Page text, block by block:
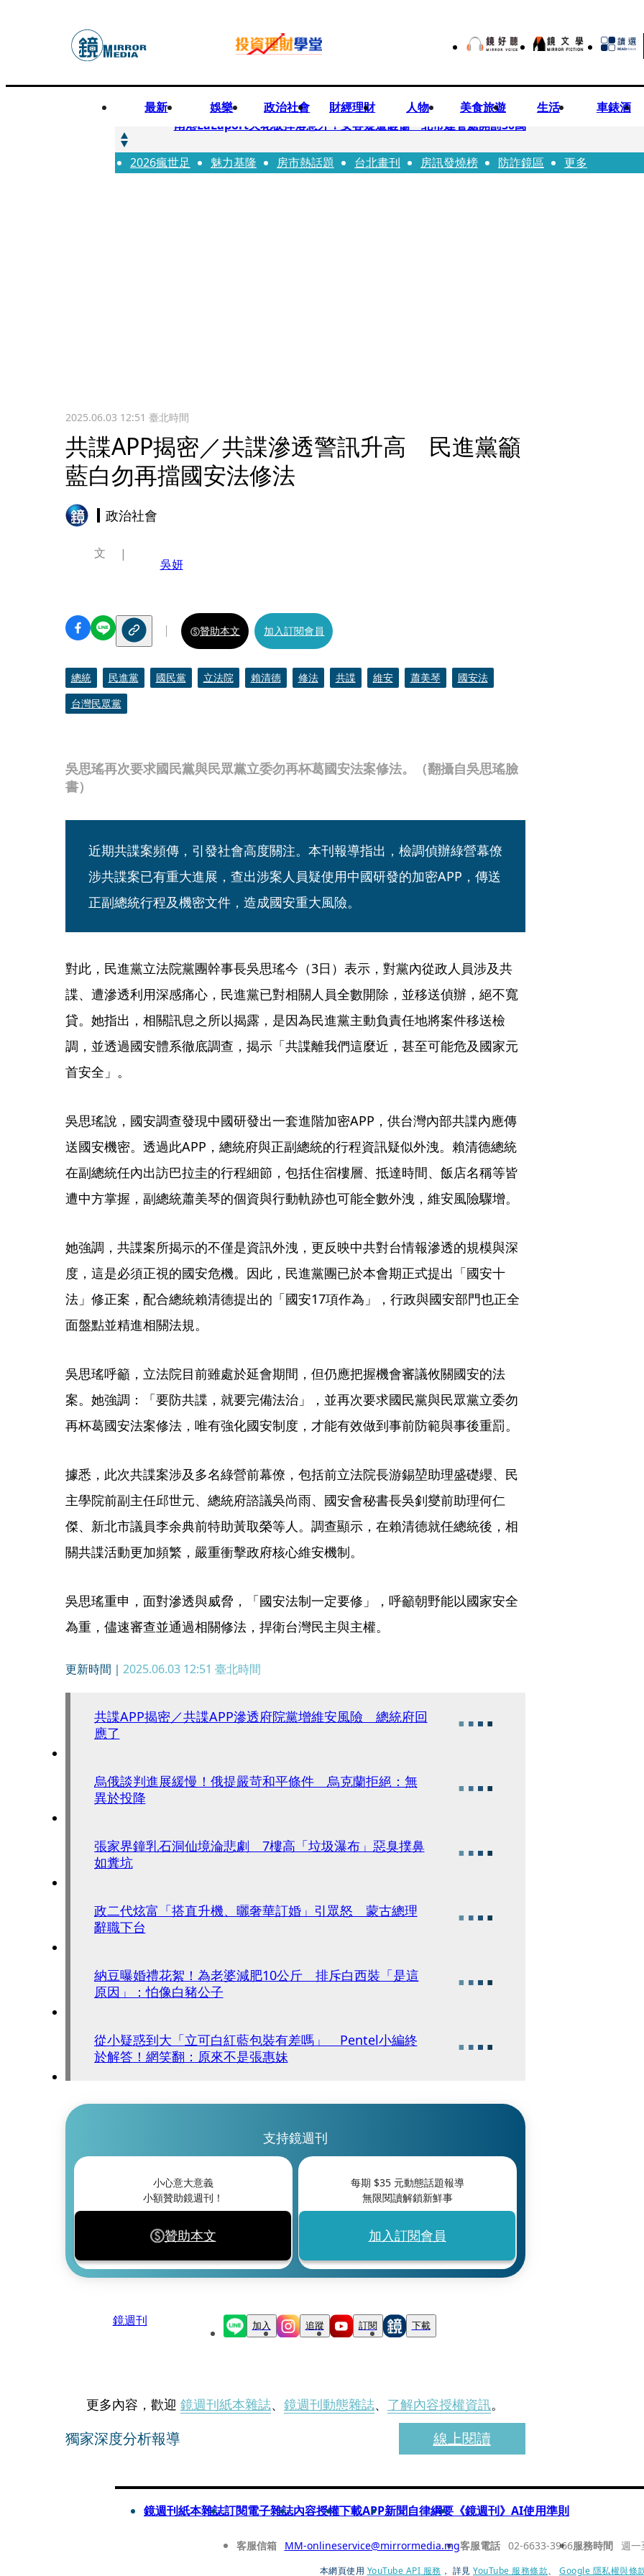
最新 娛樂 政治社會 財經理財 人物 美食旅遊 生活 車錶酒
快訊
南港LaLaport天花板掉落意外！女客疑遭砸傷 北市建管處開罰30萬
快訊
川普又出招！多晶矽產品課15%關稅12月生效 經濟部回應了
2026瘋世足 魅力基隆 房市熱話題 台北畫刊 房訊發燒榜 防詐鏡區 更多
2025.06.03 12:51 臺北時間
共諜APP揭密／共諜滲透警訊升高 民進黨籲
藍白勿再擋國安法修法
政治社會
吳思瑤再次要求國民黨與民眾黨立委勿再杯葛國安法案修法。（翻攝自吳思瑤臉
書）
文
吳妍
贊助本文 加入訂閱會員
總統 民進黨 國民黨 立法院 賴清德 修法 共諜 維安 蕭美琴
國安法
台灣民眾黨
近期共諜案頻傳，引發社會高度關注。本刊報導指出，檢調偵辦綠營幕僚
涉共諜案已有重大進展，查出涉案人員疑使用中國研發的加密APP，傳送
正副總統行程及機密文件，造成國安重大風險。
對此，民進黨立法院黨團幹事長吳思瑤今（3日）表示，對黨內從政人員涉及共
諜、遭滲透利用深感痛心，民進黨已對相關人員全數開除，並移送偵辦，絕不寬
貸。她指出，相關訊息之所以揭露，是因為民進黨主動負責任地將案件移送檢
調，並透過國安體系徹底調查，揭示「共諜離我們這麼近，甚至可能危及國家元
首安全」。
吳思瑤說，國安調查發現中國研發出一套進階加密APP，供台灣內部共諜內應傳
送國安機密。透過此APP，總統府與正副總統的行程資訊疑似外洩。賴清德總統
在副總統任內出訪巴拉圭的行程細節，包括住宿樓層、抵達時間、飯店名稱等皆
遭中方掌握，副總統蕭美琴的個資與行動軌跡也可能全數外洩，維安風險驟增。
她強調，共諜案所揭示的不僅是資訊外洩，更反映中共對台情報滲透的規模與深
度，這是必須正視的國安危機。因此，民進黨團已於本會期正式提出「國安十
法」修正案，配合總統賴清德提出的「國安17項作為」，行政與國安部門也正全
面盤點並精進相關法規。
吳思瑤呼籲，立法院目前雖處於延會期間，但仍應把握機會審議攸關國安的法
案。她強調：「要防共諜，就要完備法治」，並再次要求國民黨與民眾黨立委勿
再杯葛國安法案修法，唯有強化國安制度，才能有效做到事前防範與事後重罰。
據悉，此次共諜案涉及多名綠營前幕僚，包括前立法院長游錫堃助理盛礎纓、民
主學院前副主任邱世元、總統府諮議吳尚雨、國安會秘書長吳釗燮前助理何仁
傑、新北市議員李余典前特助黃取榮等人。調查顯示，在賴清德就任總統後，相
關共諜活動更加頻繁，嚴重衝擊政府核心維安機制。
吳思瑤重申，面對滲透與威脅，「國安法制一定要修」，呼籲朝野能以國家安全
為重，儘速審查並通過相關修法，捍衛台灣民主與主權。
更新時間｜ 2025.06.03 12:51 臺北時間
共諜APP揭密／共諜APP滲透府院黨增維安風險 總統府回
應了
烏俄談判進展緩慢！俄提嚴苛和平條件 烏克蘭拒絕：無
異於投降
張家界鐘乳石洞仙境淪悲劇 7樓高「垃圾瀑布」惡臭撲鼻
如糞坑
政二代炫富「搭直升機、曬奢華訂婚」引眾怒 蒙古總理
辭職下台
納豆曝婚禮花絮！為老婆減肥10公斤 排斥白西裝「是這
原因」：怕像白豬公子
從小疑惑到大「立可白紅藍包裝有差嗎」 Pentel小編終
於解答！網笑翻：原來不是張惠妹
支持鏡週刊
小心意大意義
小額贊助鏡週刊！
贊助本文
每期 $35元動態話題報導
無限閱讀解鎖新鮮事
加入訂閱會員
鏡週刊 加入 追蹤 訂閱 下載
更多內容，歡迎 鏡週刊紙本雜誌、 鏡週刊動態雜誌、 了解內容授權資訊。
獨家深度分析報導 線上閱讀
鏡週刊紙本雜誌訂閱電子雜誌內容授權下載APP新聞自律綱要 《鏡週刊》AI使用準則
客服信箱 MM-onlineservice@mirrormedia.mg客服電話 02-6633-3966服務時間 週一
本網頁使用 YouTube API 服務 ， 詳見 YouTube 服務條款、 Google 隱私權與條